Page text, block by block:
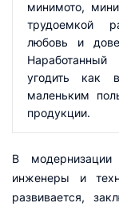
минимото,
трудоемкой
любовь и
угодить как
маленьким
продукции.
В
инженеры и
развивается,